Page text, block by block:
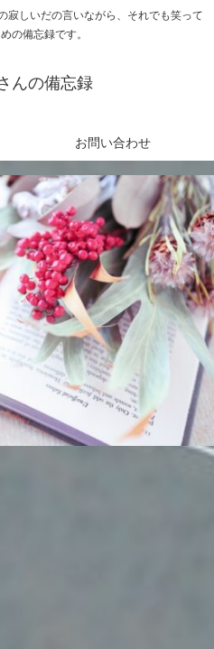
寂しいだの言いながら、それでも笑って
の備忘録です。
んの備忘録
お問い合わせ